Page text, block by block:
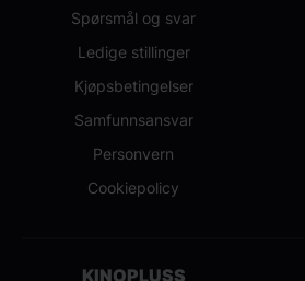
Spørsmål og svar
Ledige stillinger
Kjøpsbetingelser
Samfunnsansvar
Personvern
Cookiepolicy
KINOPLUSS